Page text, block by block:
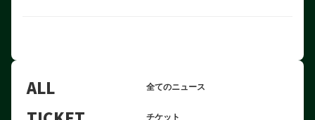
ALL 全てのニュース
チケット